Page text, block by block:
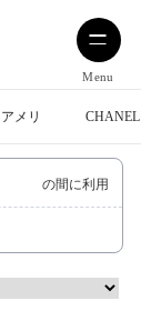
Menu
アメリ CHANEL
の間に利用